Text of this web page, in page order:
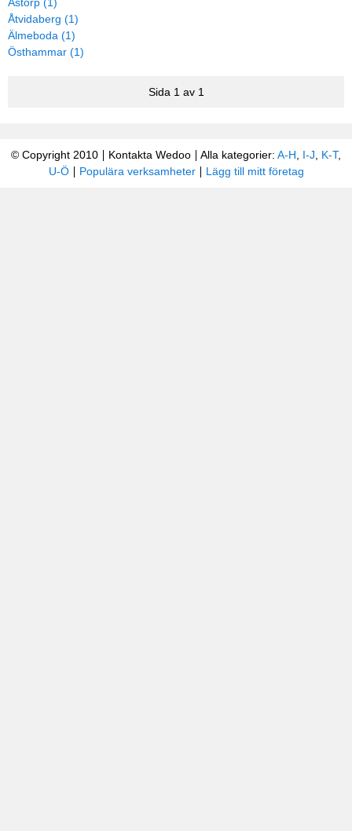
Åtvidaberg (1)
Älmeboda (1)
Östhammar (1)
Sida 1 av 1
© Copyright 2010 Kontakta Wedoo Alla kategorier: A-H I-J K-T,
U-Ö
Populära verksamheter Lägg till mitt företag